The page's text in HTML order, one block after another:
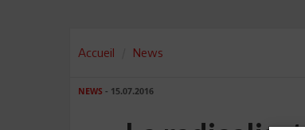
Accueil News
NEWS - 15.07.2016